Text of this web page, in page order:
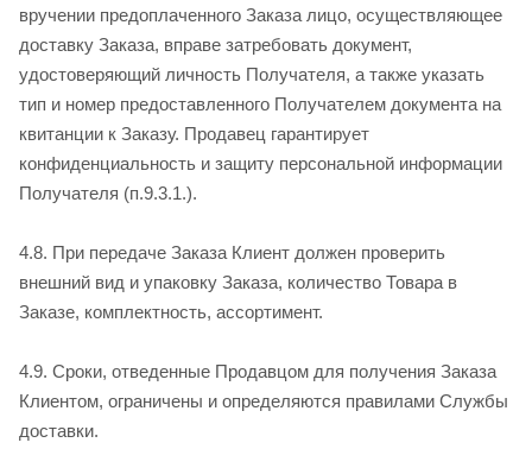
вручении предоплаченного Заказа лицо, осуществляющее
доставку Заказа, вправе затребовать документ,
удостоверяющий личность Получателя, а также указать
тип и номер предоставленного Получателем документа на
квитанции к Заказу. Продавец гарантирует
конфиденциальность и защиту персональной информации
Получателя (п.9.3.1.).
4.8. При передаче Заказа Клиент должен проверить
внешний вид и упаковку Заказа, количество Товара в
Заказе, комплектность, ассортимент.
4.9. Сроки, отведенные Продавцом для получения Заказа
Клиентом, ограничены и определяются правилами Службы
доставки.